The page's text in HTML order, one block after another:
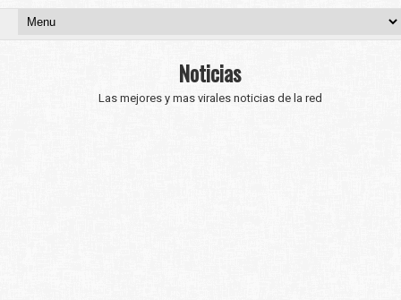
Noticias
Las mejores y mas virales noticias de la red